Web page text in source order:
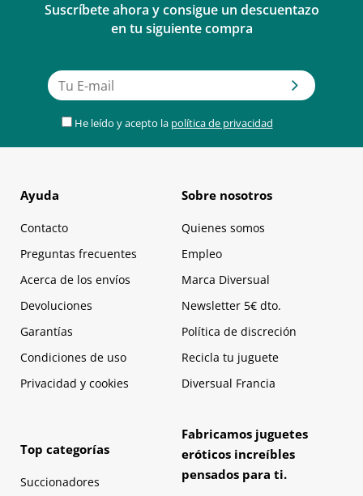
Suscríbete ahora y consigue un descuentazo
en tu siguiente compra
He leído y acepto la política de privacidad
Ayuda
Contacto
Preguntas frecuentes
Acerca de los envíos
Devoluciones
Garantías
Condiciones de uso
Privacidad y cookies
Sobre nosotros
Quienes somos
Empleo
Marca Diversual
Newsletter 5€ dto.
Política de discreción
Recicla tu juguete
Diversual Francia
Top categorías
Succionadores
Fabricamos juguetes
eróticos increíbles
pensados para ti.